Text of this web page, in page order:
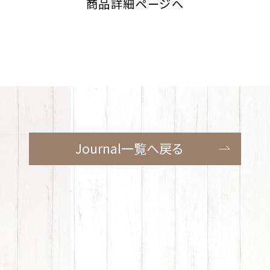
商品詳細ページへ
Journal一覧へ戻る